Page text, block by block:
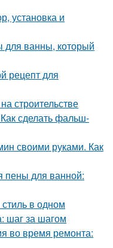
установка и
для ванны, который
рецепт для
строительстве
сделать фальш-
своими руками. Как
пены для ванной:
в одном
шаг за шагом
во время ремонта: